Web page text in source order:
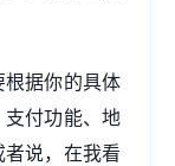
据你的具体
付功能、地
说，在我看